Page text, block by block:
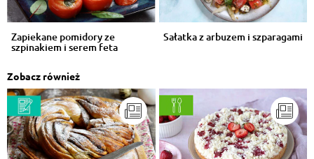
Zapiekane pomidory ze
szpinakiem i serem feta
Sałatka z arbuzem i szparagami
Zobacz również